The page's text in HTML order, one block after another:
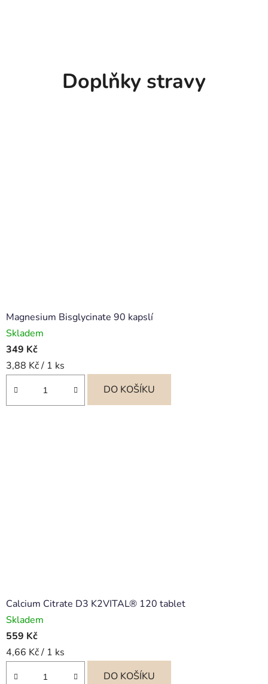
Doplňky stravy
Magnesium Bisglycinate 90 kapslí
Skladem
349 Kč
Měrná
3,88 Kč / 1 ks
DO KOŠÍKU
Calcium Citrate D3 K2VITAL® 120 tablet
Skladem
559 Kč
Měrná
4,66 Kč / 1 ks
DO KOŠÍKU